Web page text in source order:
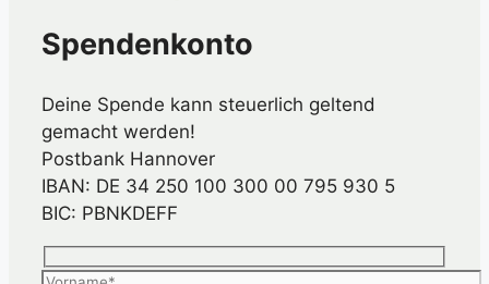
Spendenkonto
Deine Spende kann steuerlich geltend
gemacht werden!
Postbank Hannover
IBAN: DE 34 250 100 300 00 795 930 5
BIC: PBNKDEFF